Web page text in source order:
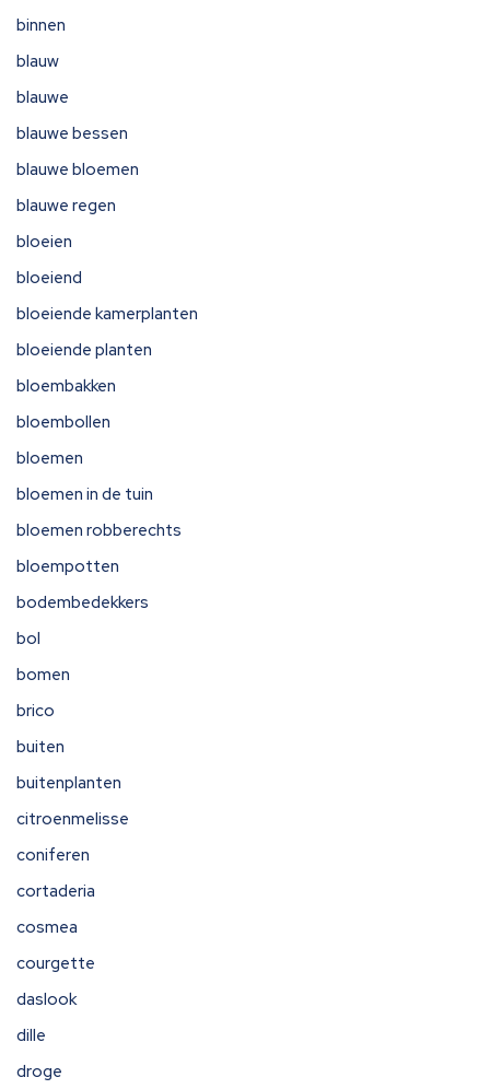
binnen
blauw
blauwe
blauwe bessen
blauwe bloemen
blauwe regen
bloeien
bloeiend
bloeiende kamerplanten
bloeiende planten
bloembakken
bloembollen
bloemen
bloemen in de tuin
bloemen robberechts
bloempotten
bodembedekkers
bol
bomen
brico
buiten
buitenplanten
citroenmelisse
coniferen
cortaderia
cosmea
courgette
daslook
dille
droge